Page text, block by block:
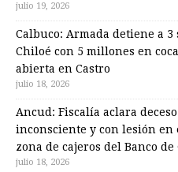
julio 19, 2026
Calbuco: Armada detiene a
Chiloé con 5 millones en
abierta en Castro
julio 18, 2026
Ancud: Fiscalía aclara
inconsciente y con lesión
zona de cajeros del Banco de
julio 18, 2026